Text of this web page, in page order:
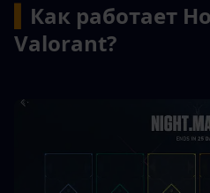
Как работает
Valorant?